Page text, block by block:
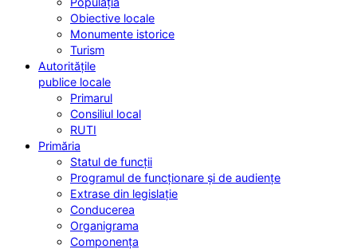
Obiective locale
Monumente istorice
Turism
Autoritățile
publice locale
Primarul
Consiliul local
RUTI
Primăria
Statul de funcții
Programul de funcționare și de audiențe
Extrase din legislație
Conducerea
Organigrama
Componența